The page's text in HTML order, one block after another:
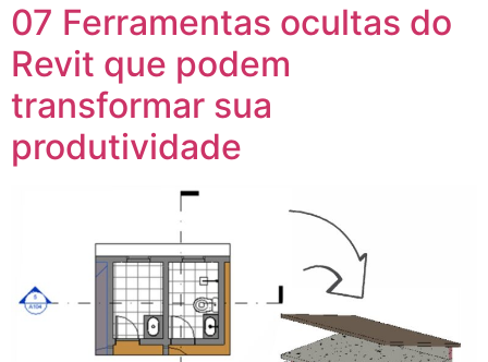
07 Ferramentas ocultas do
Revit que podem
transformar sua
produtividade